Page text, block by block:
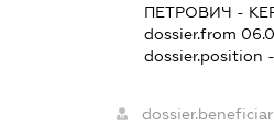
ПЕТРОВИЧ -
dossier.from
dossier.position -